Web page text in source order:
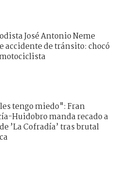
José Antonio Neme
accidente de tránsito: chocó
tengo miedo": Fran
Huidobro manda recado a
’La Cofradía’ tras brutal